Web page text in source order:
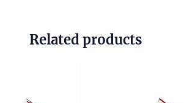
Related products